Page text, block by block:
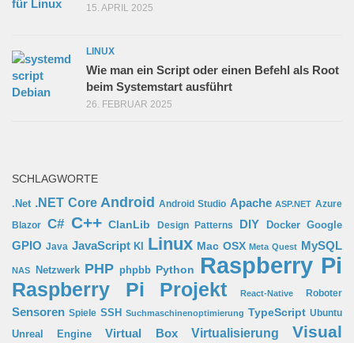
15. APRIL 2025
LINUX
Wie man ein Script oder einen Befehl als Root
beim Systemstart ausführt
26. FEBRUAR 2025
SCHLAGWORTE
.Net .NET Core Android Android Studio Apache ASP.NET Azure
Blazor C# C++ ClanLib Design Patterns DIY Docker Google
GPIO Java JavaScript KI Linux Mac OSX Meta Quest MySQL
NAS Netzwerk PHP phpbb Python Raspberry Pi
Raspberry Pi Projekt React-Native Roboter
Sensoren Spiele SSH Suchmaschinenoptimierung TypeScript Ubuntu
Unreal Engine
Virtual Box Virtualisierung
Visual